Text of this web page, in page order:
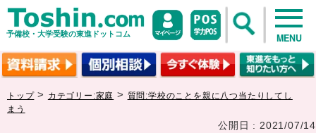
予備校・大学受験の東進ドットコム MENU
トップ> カテゴリー:家庭 > 質問:学校のことを親に八つ当たりしてし
まう
公開日 : 2021/07/14